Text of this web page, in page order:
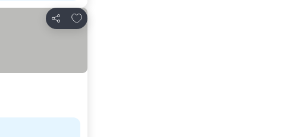
Dela
Lägg till i Mina Favoriter